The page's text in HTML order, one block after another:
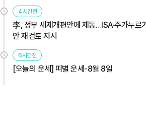
4시간전
李, 정부 세제개편안에 제동…ISA·주가누르기
안 재검토 지시
6시간전
[오늘의 운세] 띠별 운세-8월 8일